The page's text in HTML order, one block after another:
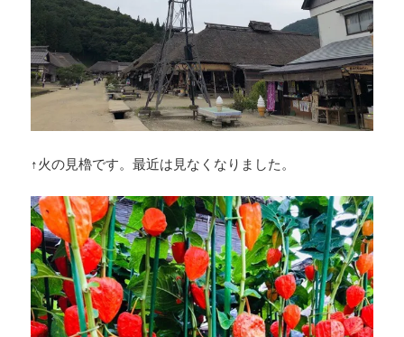
↑火の見櫓です。最近は見なくなりました。